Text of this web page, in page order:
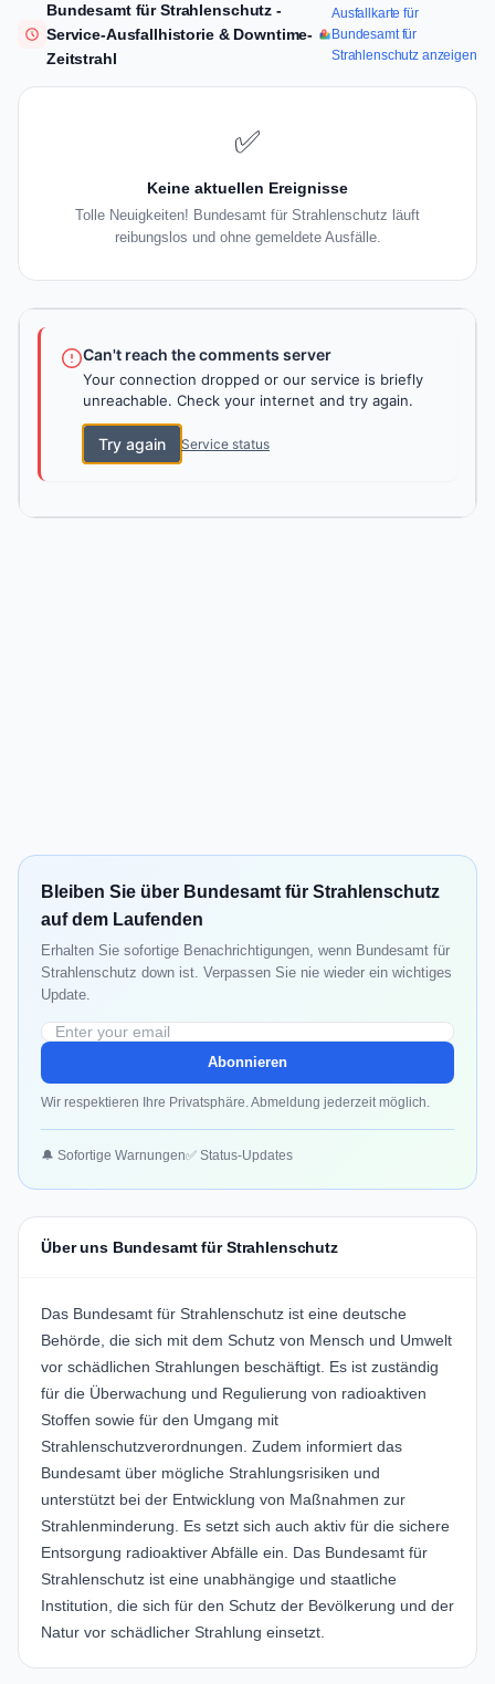
Bundesamt für Strahlenschutz -
Service-Ausfallhistorie & Downtime-
Zeitstrahl
Ausfallkarte für
Bundesamt für
Strahlenschutz anzeigen
✅
Keine aktuellen Ereignisse
Tolle Neuigkeiten! Bundesamt für Strahlenschutz läuft
reibungslos und ohne gemeldete Ausfälle.
Can't reach the comments server
Your connection dropped or our service is briefly
unreachable. Check your internet and try again.
Try again Service status
Bleiben Sie über Bundesamt für Strahlenschutz
auf dem Laufenden
Erhalten Sie sofortige Benachrichtigungen, wenn Bundesamt für
Strahlenschutz down ist. Verpassen Sie nie wieder ein wichtiges
Update.
Abonnieren
Wir respektieren Ihre Privatsphäre. Abmeldung jederzeit möglich.
🔔 Sofortige Warnungen✅ Status-Updates
Über uns Bundesamt für Strahlenschutz
Das Bundesamt für Strahlenschutz ist eine deutsche
Behörde, die sich mit dem Schutz von Mensch und Umwelt
vor schädlichen Strahlungen beschäftigt. Es ist zuständig
für die Überwachung und Regulierung von radioaktiven
Stoffen sowie für den Umgang mit
Strahlenschutzverordnungen. Zudem informiert das
Bundesamt über mögliche Strahlungsrisiken und
unterstützt bei der Entwicklung von Maßnahmen zur
Strahlenminderung. Es setzt sich auch aktiv für die sichere
Entsorgung radioaktiver Abfälle ein. Das Bundesamt für
Strahlenschutz ist eine unabhängige und staatliche
Institution, die sich für den Schutz der Bevölkerung und der
Natur vor schädlicher Strahlung einsetzt.